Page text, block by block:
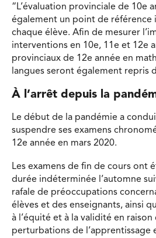
“L’évaluation provinciale de 10e
également un point de
chaque élève. Afin de mesurer
interventions en 10e, 11e et 12e
provinciaux de 12e année en
langues seront également repris
À l’arrêt depuis la
Le début de la pandémie a
suspendre ses examens
12e année en mars 2020.
Les examens de fin de cours ont
durée indéterminée l’automne
rafale de préoccupations
élèves et des enseignants, ainsi
à l’équité et à la validité en raison
perturbations de l’apprentissage